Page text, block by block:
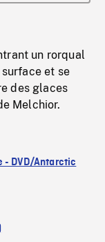
un rorqual
et se
des glaces
Melchior.
- DVD/Antarctic